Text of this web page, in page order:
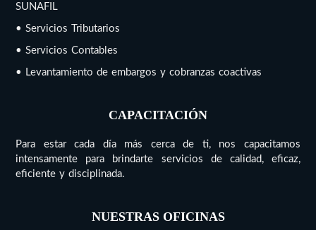
SUNAFIL
• Servicios Tributarios
• Servicios Contables
• Levantamiento de embargos y cobranzas coactivas
CAPACITACIÓN
Para estar cada día más cerca de ti, nos capacitamos
intensamente para brindarte servicios de calidad, eficaz,
eficiente y disciplinada.
NUESTRAS OFICINAS